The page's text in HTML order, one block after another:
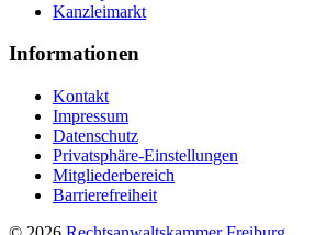
Kanzleimarkt
Informationen
Kontakt
Impressum
Datenschutz
Privatsphäre-Einstellungen
Mitgliederbereich
Barrierefreiheit